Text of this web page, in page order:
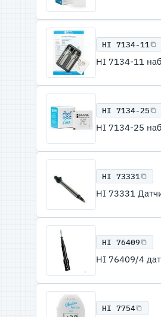
HI 7134-11
HI 7134-11
HI 7134-25
HI 7134-25
HI 73331
HI 73331
HI 76409
HI 76409/4
HI 7754